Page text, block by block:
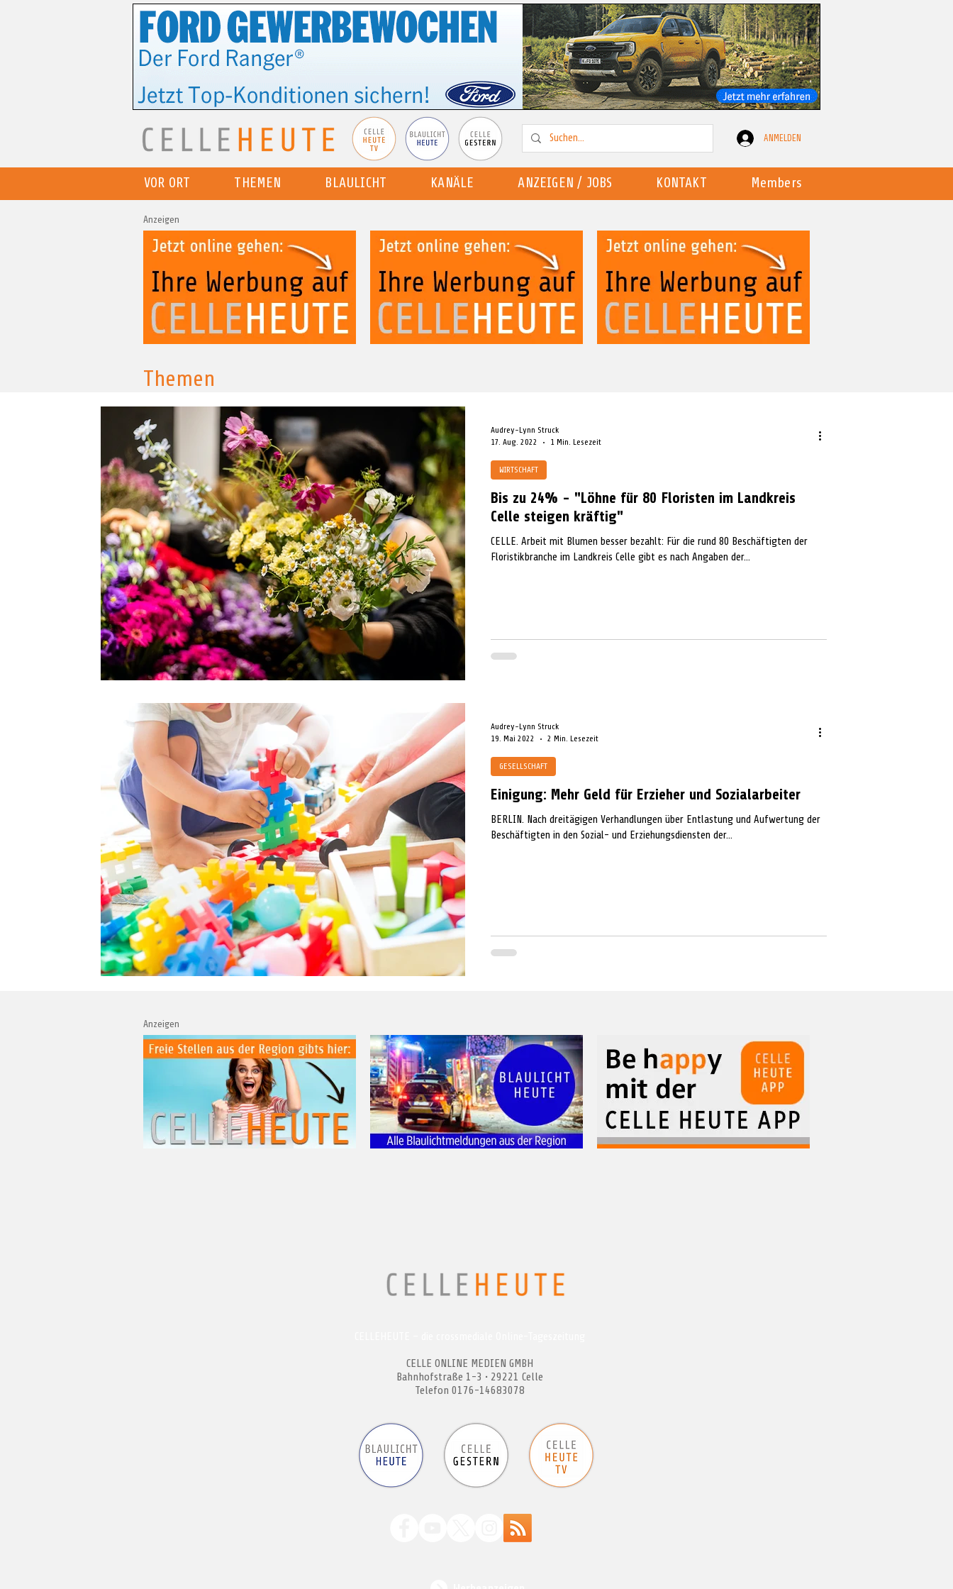
ANMELDEN
VOR ORT THEMEN BLAULICHT KANÄLE ANZEIGEN / JOBS KONTAKT Members
Anzeigen
Themen
Bis zu 24% - "Löhne für 80 Floristen im Landkreis
Celle steigen kräftig"
CELLE. Arbeit mit Blumen besser bezahlt: Für die rund 80 Beschäftigten der
Floristikbranche im Landkreis Celle gibt es nach Angaben der...
WIRTSCHAFT
Audrey-Lynn Struck
17. Aug. 2022
1 Min. Lesezeit
Einigung: Mehr Geld für Erzieher und Sozialarbeiter
BERLIN. Nach dreitägigen Verhandlungen über Entlastung und Aufwertung der
Beschäftigten in den Sozial- und Erziehungsdiensten der...
GESELLSCHAFT
Audrey-Lynn Struck
19. Mai 2022
2 Min. Lesezeit
Anzeigen
CELLE ONLINE MEDIEN GMBH
Bahnhofstraße 1-3 • 29221 Celle
Telefon 0176-14683078